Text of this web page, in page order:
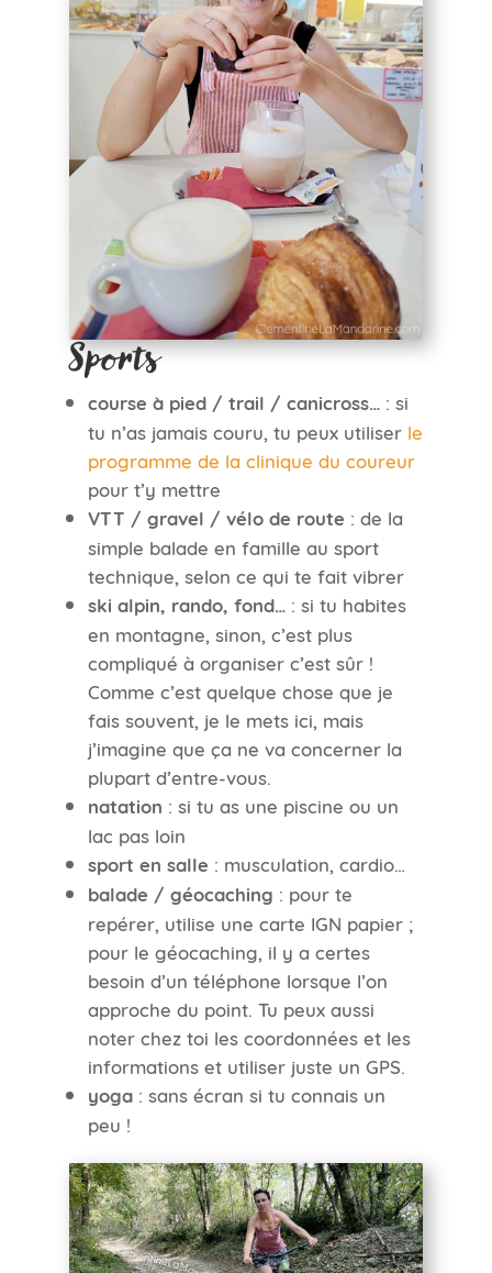
Sports
course à pied / trail / canicross… : si
tu n’as jamais couru, tu peux utiliser le
programme de la clinique du coureur
pour t’y mettre
VTT / gravel / vélo de route : de la
simple balade en famille au sport
technique, selon ce qui te fait vibrer
ski alpin, rando, fond… : si tu habites
en montagne, sinon, c’est plus
compliqué à organiser c’est sûr !
Comme c’est quelque chose que je
fais souvent, je le mets ici, mais
j’imagine que ça ne va concerner la
plupart d’entre-vous.
natation : si tu as une piscine ou un
lac pas loin
sport en salle : musculation, cardio…
balade / géocaching : pour te
repérer, utilise une carte IGN papier ;
pour le géocaching, il y a certes
besoin d’un téléphone lorsque l’on
approche du point. Tu peux aussi
noter chez toi les coordonnées et les
informations et utiliser juste un GPS.
yoga: sans écran si tu connais un
peu !